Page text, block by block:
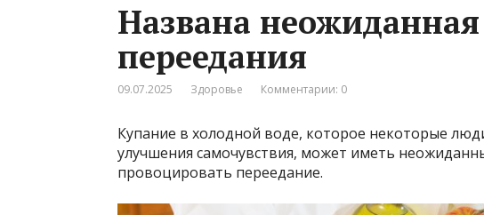
Названа
переедания
09.07.2025 Здоровье Комментарии: 0
Купание в холодной воде, которое некоторые
улучшения самочувствия, может иметь
провоцировать переедание.